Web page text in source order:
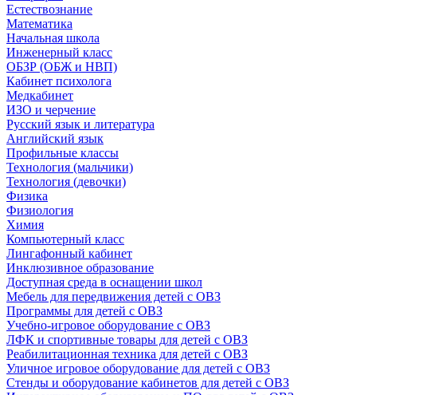
Естествознание
Математика
Начальная школа
Инженерный класс
ОБЗР (ОБЖ и НВП)
Кабинет психолога
Медкабинет
ИЗО и черчение
Русский язык и литература
Английский язык
Профильные классы
Технология (мальчики)
Технология (девочки)
Физика
Физиология
Химия
Компьютерный класс
Лингафонный кабинет
Инклюзивное образование
Доступная среда в оснащении школ
Мебель для передвижения детей с ОВЗ
Программы для детей с ОВЗ
Учебно-игровое оборудование с ОВЗ
ЛФК и спортивные товары для детей с ОВЗ
Реабилитационная техника для детей с ОВЗ
Уличное игровое оборудование для детей с ОВЗ
Стенды и оборудование кабинетов для детей с ОВЗ